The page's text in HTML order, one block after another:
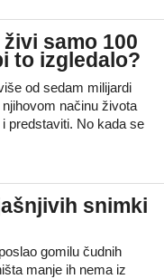
samo 100
to izgledalo?
od sedam milijardi
načinu života
predstaviti. No kada se
snimki
gomilu čudnih
manje ih nema iz